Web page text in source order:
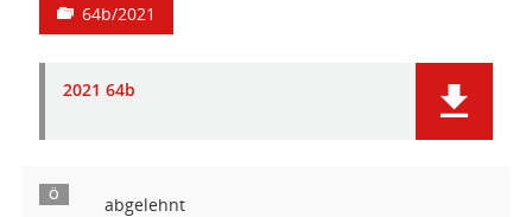
64b/2021
2021 64b
Ö
abgelehnt